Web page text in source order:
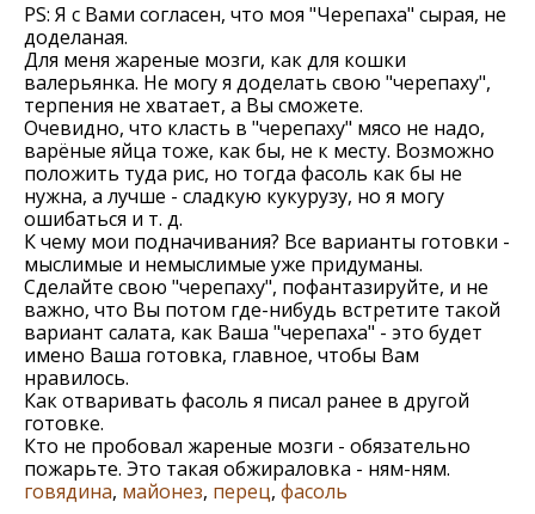
PS: Я с Вами согласен, что моя "Черепаха" сырая, не
доделаная.
Для меня жареные мозги, как для кошки
валерьянка. Не могу я доделать свою "черепаху",
терпения не хватает, а Вы сможете.
Очевидно, что класть в "черепаху" мясо не надо,
варёные яйца тоже, как бы, не к месту. Возможно
положить туда рис, но тогда фасоль как бы не
нужна, а лучше - сладкую кукурузу, но я могу
ошибаться и т. д.
К чему мои подначивания? Все варианты готовки -
мыслимые и немыслимые уже придуманы.
Сделайте свою "черепаху", пофантазируйте, и не
важно, что Вы потом где-нибудь встретите такой
вариант салата, как Ваша "черепаха" - это будет
имено Ваша готовка, главное, чтобы Вам
нравилось.
Как отваривать фасоль я писал ранее в другой
готовке.
Кто не пробовал жареные мозги - обязательно
пожарьте. Это такая обжираловка - ням-ням.
говядина, майонез, перец, фасоль